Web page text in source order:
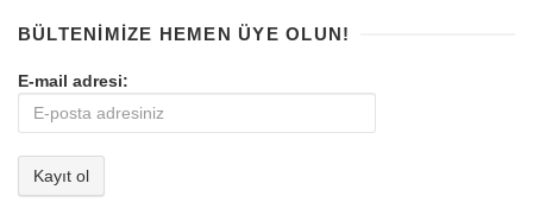
BÜLTENIMIZE HEMEN ÜYE OLUN!
E-mail adresi: